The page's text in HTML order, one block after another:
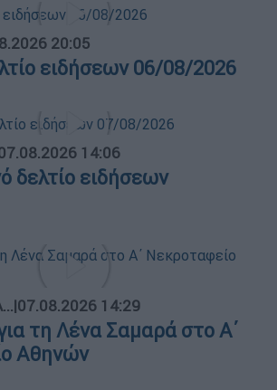
20:05
ειδήσεων 06/08/2026
14:06
δελτίο ειδήσεων
|07.08.2026 14:29
τη Λένα Σαμαρά στο Α΄
Αθηνών